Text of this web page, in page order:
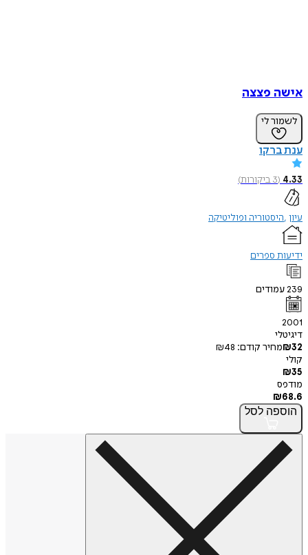
אישה פצצה
לשמור לי
ענת ברקו
4.33
(
3ביקורות)
עיון היסטוריה ופוליטיקה
ידיעות ספרים
239עמודים
2001
דיגיטלי
₪32 מחיר קודם: ₪48
קולי
₪35
מודפס
₪68.6
הוספה לסל